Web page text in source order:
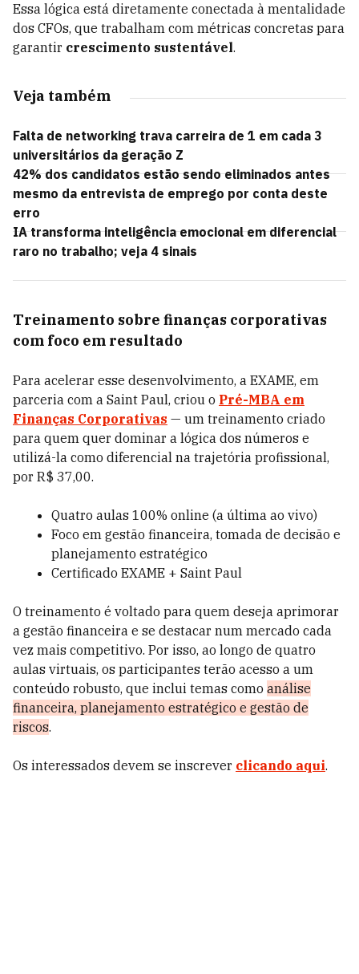
Essa lógica está diretamente conectada à mentalidade
dos CFOs, que trabalham com métricas concretas para
garantir crescimento sustentável.
Veja também
Falta de networking trava carreira de 1 em cada 3
universitários da geração Z
42% dos candidatos estão sendo eliminados antes
mesmo da entrevista de emprego por conta deste
erro
IA transforma inteligência emocional em diferencial
raro no trabalho; veja 4 sinais
Treinamento sobre finanças corporativas
com foco em resultado
Para acelerar esse desenvolvimento, a EXAME, em
parceria com a Saint Paul, criou o Pré-MBA em
Finanças Corporativas — um treinamento criado
para quem quer dominar a lógica dos números e
utilizá-la como diferencial na trajetória profissional,
por R$ 37,00.
Quatro aulas 100% online (a última ao vivo)
Foco em gestão financeira, tomada de decisão e
planejamento estratégico
Certificado EXAME + Saint Paul
O treinamento é voltado para quem deseja aprimorar
a gestão financeira e se destacar num mercado cada
vez mais competitivo. Por isso, ao longo de quatro
aulas virtuais, os participantes terão acesso a um
conteúdo robusto, que inclui temas como análise
financeira, planejamento estratégico e gestão de
riscos.
Os interessados devem se inscrever clicando aqui.